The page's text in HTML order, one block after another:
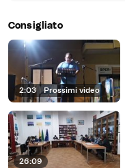
Consigliato
2:03 | Prossimi video
26:09